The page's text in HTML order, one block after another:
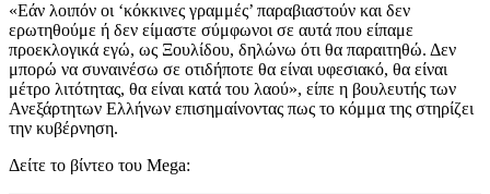
«Εάν λοιπόν οι ‘κόκκινες γραμμές’ παραβιαστούν και δεν
ερωτηθούμε ή δεν είμαστε σύμφωνοι σε αυτά που είπαμε
προεκλογικά εγώ, ως Ξουλίδου, δηλώνω ότι θα παραιτηθώ. Δεν
μπορώ να συναινέσω σε οτιδήποτε θα είναι υφεσιακό, θα είναι
μέτρο λιτότητας, θα είναι κατά του λαού», είπε η βουλευτής των
Ανεξάρτητων Ελλήνων επισημαίνοντας πως το κόμμα της στηρίζει
την κυβέρνηση.
Δείτε το βίντεο του Mega: